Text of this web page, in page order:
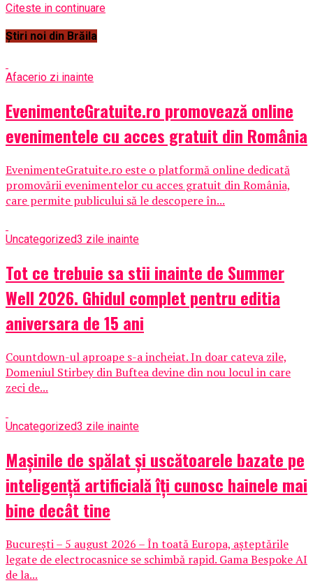
Citeste in continuare
Știri noi din Brăila
Afacerio zi inainte
EvenimenteGratuite.ro promovează online
evenimentele cu acces gratuit din România
EvenimenteGratuite.ro este o platformă online dedicată
promovării evenimentelor cu acces gratuit din România,
care permite publicului să le descopere în...
Uncategorized3 zile inainte
Tot ce trebuie sa stii inainte de Summer
Well 2026. Ghidul complet pentru editia
aniversara de 15 ani
Countdown-ul aproape s-a incheiat. In doar cateva zile,
Domeniul Stirbey din Buftea devine din nou locul in care
zeci de...
Uncategorized3 zile inainte
Mașinile de spălat și uscătoarele bazate pe
inteligență artificială îți cunosc hainele mai
bine decât tine
București – 5 august 2026 – În toată Europa, așteptările
legate de electrocasnice se schimbă rapid. Gama Bespoke AI
de la...